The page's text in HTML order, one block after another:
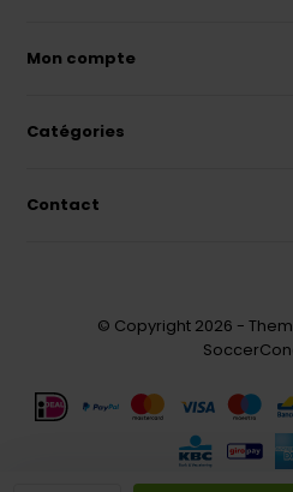
Mon compte
Catégories
Contact
© Copyright 2026 -